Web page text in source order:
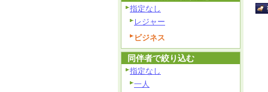
指定なし
レジャー
ビジネス
同伴者で絞り込む
指定なし
一人